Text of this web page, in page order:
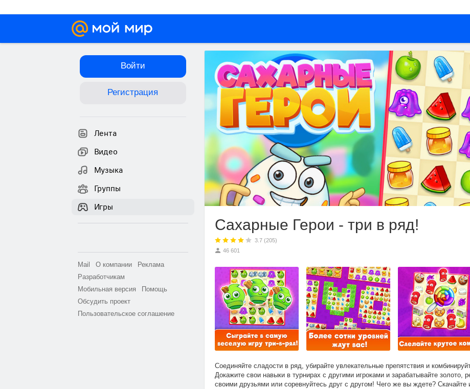
Войти
Регистрация
Лента
Видео
Музыка
Группы
Игры
Mail О компании
Реклама
Разработчикам
Мобильная версия
Помощь
Обсудить проект
Пользовательское соглашение
Сахарные Герои - три в ряд!
3.7 (205)
46 601
Соединяйте сладости в ряд, убирайте увлекательные препятствия и
Докажите свои навыки в турнирах с другими игроками и зарабатывайте золото,
своими друзьями или соревнуйтесь друг с другом! Чего же вы ждете? Скачайте